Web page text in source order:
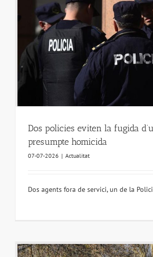
Dos policies eviten la fugida
presumpte homicida
07-07-2026 | Actualitat
Dos agents fora de servici, un de la